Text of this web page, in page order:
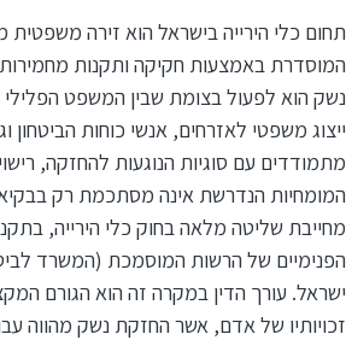
תחום כלי הירייה בישראל הוא זירה משפטית
המוסדרת באמצעות חקיקה ותקנות
נשק הוא לפעול בצומת שבין המשפט
ייצוג משפטי לאזרחים, אנשי כוחות הביטחון
מתמודדים עם סוגיות הנוגעות להחזקה,
המומחיות הנדרשת אינה מסתכמת רק
מחייבת שליטה מלאה בחוק כלי הירייה,
הפנימיים של הרשות המוסמכת (המשרד
ישראל. עורך הדין במקרה זה הוא הגורם
זכויותיו של אדם, אשר החזקת נשק מהווה